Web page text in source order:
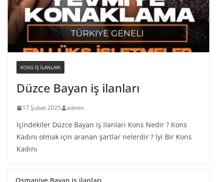
KONS IŞ ILANLARI
Düzce Bayan iş ilanları
17 Şubat 2025 admin
İçindekiler Düzce Bayan iş ilanları Kons Nedir ? Kons
Kadını olmak için aranan şartlar nelerdir ? İyi Bir Kons
Kadını